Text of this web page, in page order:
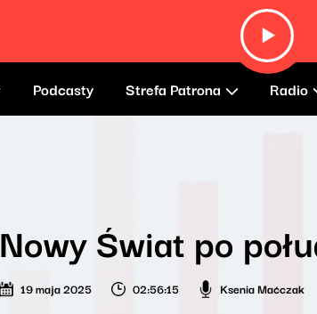
Podcasty Strefa Patrona Radio
Nowy Świat po
19 maja 2025 02:56:15 Ksenia Maćczak